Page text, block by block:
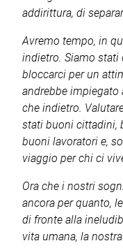
addirittura, di
Avremo tempo, in
indietro. Siamo stati
bloccarci per un
andrebbe impiegato
che indietro.
stati buoni cittadini,
buoni lavoratori e,
viaggio per chi ci
Ora che i nostri
ancora per quanto,
di fronte alla
vita umana, la